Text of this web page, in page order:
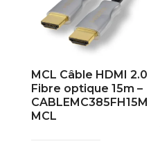
MCL Câble HDMI 2.0
Fibre optique 15m –
CABLEMC385FH15M
MCL